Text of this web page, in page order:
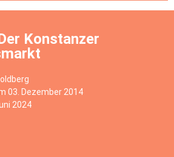
Konstanzer
03. Dezember 2014
2024